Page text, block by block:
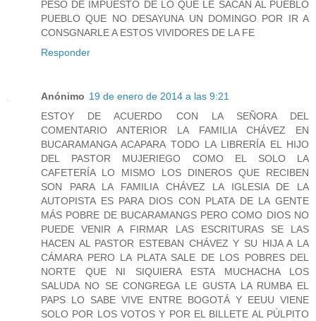
PESO DE IMPUESTO DE LO QUE LE SACAN AL PUEBLO
PUEBLO QUE NO DESAYUNA UN DOMINGO POR IR A
CONSGNARLE A ESTOS VIVIDORES DE LA FE
Responder
Anónimo 19 de enero de 2014 a las 9:21
ESTOY DE ACUERDO CON LA SEÑORA DEL
COMENTARIO ANTERIOR LA FAMILIA CHÁVEZ EN
BUCARAMANGA ACAPARA TODO LA LIBRERÍA EL HIJO
DEL PASTOR MUJERIEGO COMO EL SOLO LA
CAFETERÍA LO MISMO LOS DINEROS QUE RECIBEN
SON PARA LA FAMILIA CHÁVEZ LA IGLESIA DE LA
AUTOPISTA ES PARA DIOS CON PLATA DE LA GENTE
MÁS POBRE DE BUCARAMANGS PERO COMO DIOS NO
PUEDE VENIR A FIRMAR LAS ESCRITURAS SE LAS
HACEN AL PASTOR ESTEBAN CHÁVEZ Y SU HIJA A LA
CÁMARA PERO LA PLATA SALE DE LOS POBRES DEL
NORTE QUE NI SIQUIERA ESTA MUCHACHA LOS
SALUDA NO SE CONGREGA LE GUSTA LA RUMBA EL
PAPS LO SABE VIVE ENTRE BOGOTÁ Y EEUU VIENE
SOLO POR LOS VOTOS Y POR EL BILLETE AL PÚLPITO